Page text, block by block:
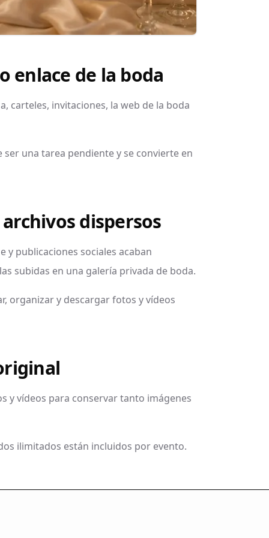
enlace de la boda
carteles, invitaciones, la web de la boda
una tarea pendiente y se convierte en
dispersos
y publicaciones sociales acaban
subidas en una galería privada de boda.
organizar y descargar fotos y vídeos
y vídeos para conservar tanto imágenes
ilimitados están incluidos por evento.